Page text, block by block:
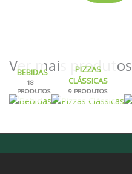
Ver mais produtos
BEBIDAS
18
PRODUTOS
PIZZAS
CLÁSSICAS
9 PRODUTOS